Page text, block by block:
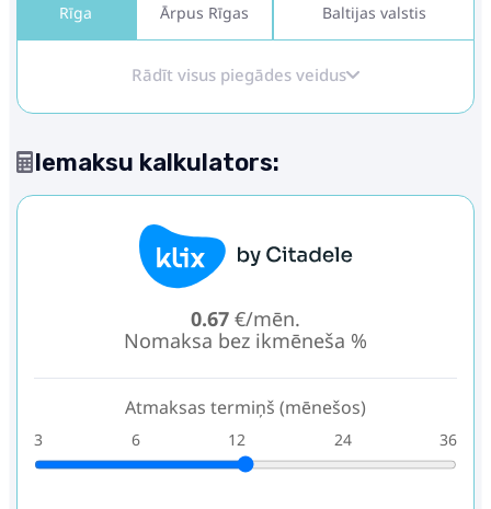
Rīga Ārpus Rīgas Baltijas valstis
Rādīt visus piegādes veidus
Iemaksu kalkulators:
0.67 €/mēn.
Nomaksa bez ikmēneša %
Atmaksas termiņš (mēnešos)
3 6 12 24 36